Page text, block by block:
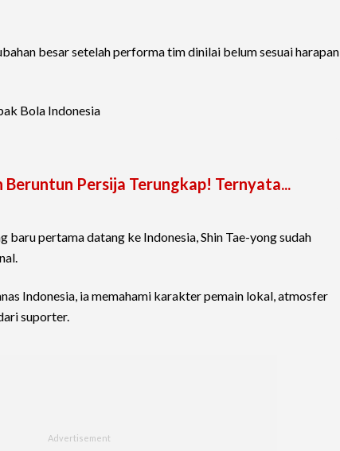
besar setelah performa tim dinilai belum sesuai harapan
Bola Indonesia
Beruntun Persija Terungkap! Ternyata...
baru pertama datang ke Indonesia, Shin Tae-yong sudah
Indonesia, ia memahami karakter pemain lokal, atmosfer
suporter.